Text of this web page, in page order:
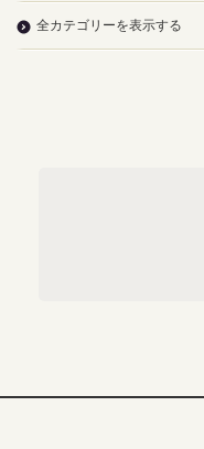
全カテゴリーを表示する